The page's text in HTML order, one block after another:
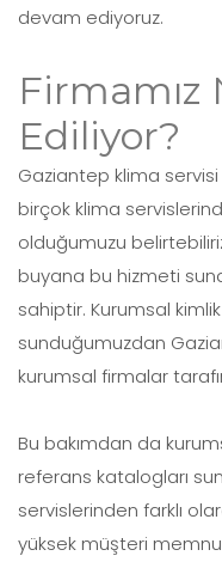
devam ediyoruz.
Firmamız
Ediliyor?
Gaziantep klima
birçok klima
olduğumuzu
buyana bu hizmeti
sahiptir. Kurumsal
sunduğumuzdan
kurumsal firmalar
Bu bakımdan da
referans katalogları
servislerinden farklı
yüksek müşteri